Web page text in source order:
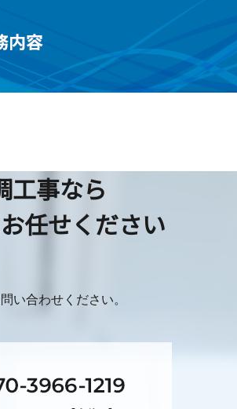
工事なら
任せください
い合わせください。